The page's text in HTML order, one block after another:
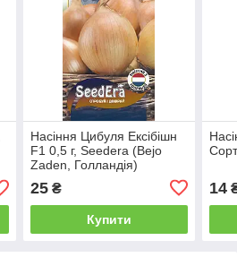
Насіння Цибуля Ексібішн
F1 0,5 г, Seedera (Bejo
Zaden, Голландія)
25₴
Купити
14